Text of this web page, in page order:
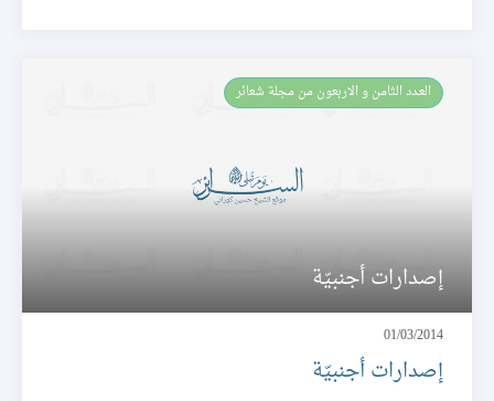
العـدد الثامن و الاربعون من مجلة شعائر
إصدارات أجنبيّة
01/03/2014
إصدارات أجنبيّة